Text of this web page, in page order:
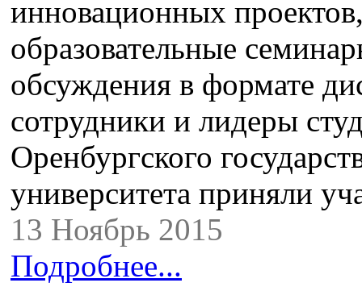
инновационных
образовательные
обсуждения в формате
сотрудники и лидеры
Оренбургского
университета приняли
13 Ноябрь 2015
Подробнее...